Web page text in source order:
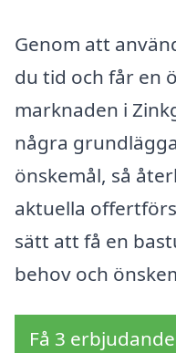
Genom att
du tid och får en
marknaden i
några
önskemål, så
aktuella
sätt att få en
behov och
Få 3